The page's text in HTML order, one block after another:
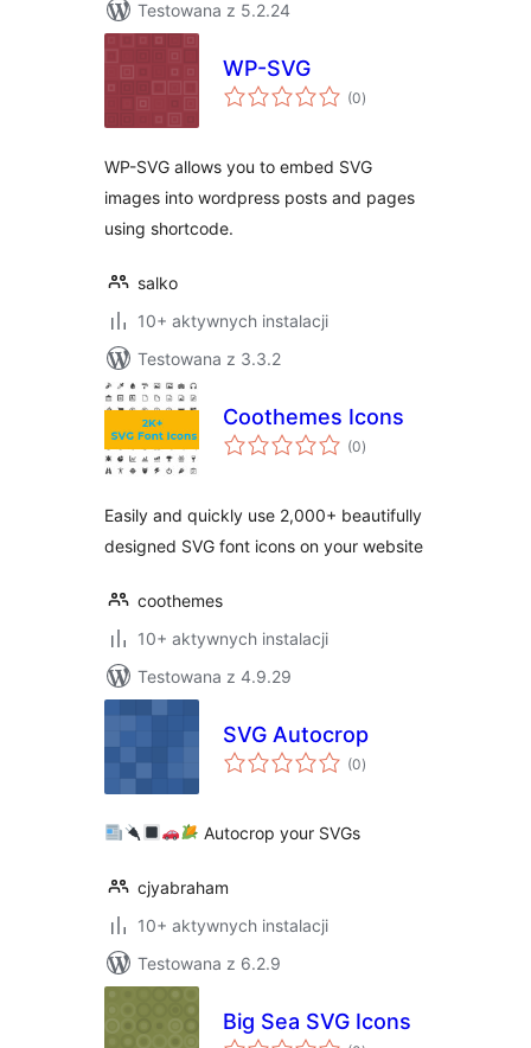
Testowana z 5.2.24
WP-SVG
(0wszystkich
ocen
)
WP-SVG allows you to embed SVG
images into wordpress posts and pages
using shortcode.
salko
10+ aktywnych instalacji
Testowana z 3.3.2
Coothemes Icons
(0wszystkich
ocen
)
Easily and quickly use 2,000+ beautifully
designed SVG font icons on your website
coothemes
10+ aktywnych instalacji
Testowana z 4.9.29
SVG Autocrop
(0wszystkich
ocen
)
Autocrop your SVGs
cjyabraham
10+ aktywnych instalacji
Testowana z 6.2.9
Big Sea SVG Icons
wszystkich